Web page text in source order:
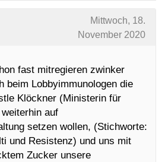
Mittwoch, 18.
November 2020
fast mitregieren zwinker
beim Lobbyimmunologen die
Klöckner (Ministerin für
auf
setzen wollen, (Stichworte:
und Resistenz) und uns mit
Zucker unsere